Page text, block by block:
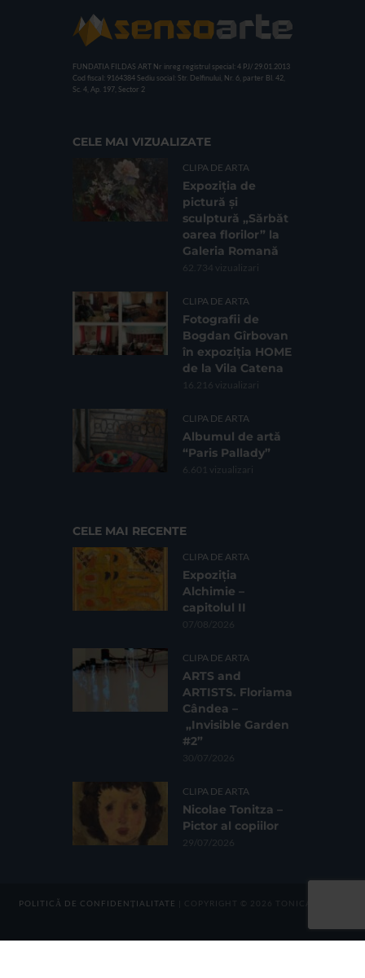
FUNDATIA FILDAS ART Nr inreg registrul special: 4 PJ/ 29.01.2013
Cod fiscal: 9164384 Sediu social: Str. Delfinului, Nr. 6, parter Bl. 42,
Sc. 4, Ap. 197, Sector 2
CELE MAI VIZUALIZATE
CLIPA DE ARTA
Expoziția de
pictură și
sculptură „Sărbăt
oarea florilor” la
Galeria Romană
62.734 vizualizari
CLIPA DE ARTA
Fotografii de
Bogdan Gîrbovan
în expoziția HOME
de la Vila Catena
16.216 vizualizari
CLIPA DE ARTA
Albumul de artă
“Paris Pallady”
6.601 vizualizari
CELE MAI RECENTE
CLIPA DE ARTA
Expoziția
Alchimie –
capitolul II
07/08/2026
CLIPA DE ARTA
ARTS and
ARTISTS. Floriama
Cândea –
„Invisible Garden
#2”
30/07/2026
CLIPA DE ARTA
Nicolae Tonitza –
Pictor al copiilor
29/07/2026
POLITICĂ DE CONFIDENȚIALITATE | COPYRIGHT © 2026 TONICA GROUP